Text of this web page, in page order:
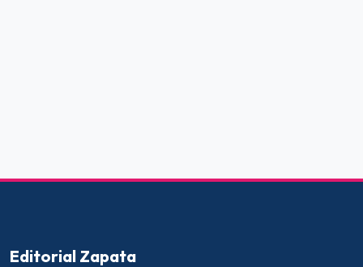
Editorial Zapata